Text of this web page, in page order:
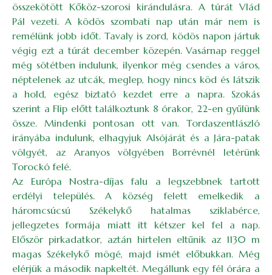
összekötött Kőköz-szorosi kirándulásra. A túrát Vlád
Pál vezeti. A ködös szombati nap után már nem is
remélünk jobb időt. Tavaly is zord, ködös napon jártuk
végig ezt a túrát december közepén. Vasárnap reggel
még sötétben indulunk, ilyenkor még csendes a város,
néptelenek az utcák, meglep, hogy nincs köd és látszik
a hold, egész biztató kezdet erre a napra. Szokás
szerint a Flip előtt találkoztunk 8 órakor, 22-en gyűlünk
össze. Mindenki pontosan ott van. Tordaszentlászló
irányába indulunk, elhagyjuk Alsójárát és a Jára-patak
völgyét, az Aranyos völgyében Borrévnél letérünk
Torockó felé.
Az Európa Nostra-díjas falu a legszebbnek tartott
erdélyi település. A község felett emelkedik a
háromcsúcsú Székelykő hatalmas sziklabérce,
jellegzetes formája miatt itt kétszer kel fel a nap.
Először pirkadatkor, aztán hirtelen eltűnik az 1130 m
magas Székelykő mögé, majd ismét előbukkan. Még
elérjük a második napkeltét. Megállunk egy fél órára a